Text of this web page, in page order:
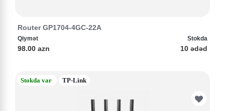
Router GP1704-4GC-22A
Qiymət
98.00 azn
Stokda
10 ədəd
Stokda var TP-Link